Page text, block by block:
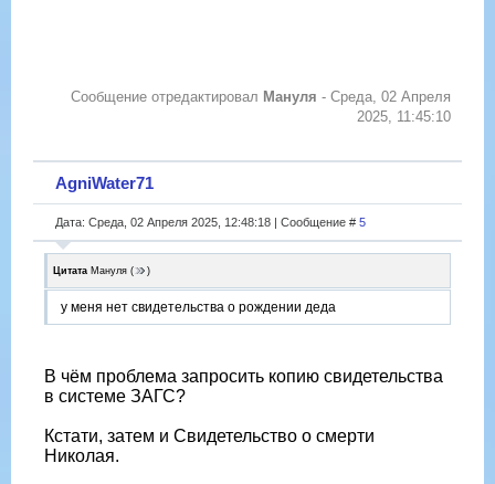
Сообщение отредактировал Мануля - Среда, 02 Апреля
2025, 11:45:10
AgniWater71
Дата: Среда, 02 Апреля 2025, 12:48:18 | Сообщение # 5
Цитата Мануля ( )
у меня нет свидетельства о рождении деда
В чëм проблема запросить копию свидетельства
в системе ЗАГС?
Кстати, затем и Свидетельство о смерти
Николая.